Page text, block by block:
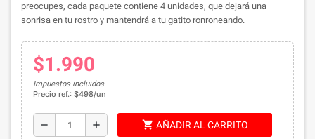
preocupes, cada paquete contiene 4 unidades, que dejará una
sonrisa en tu rostro y mantendrá a tu gatito ronroneando.
$1.990
Impuestos incluidos
Precio ref.: $498/un
remove add shopping_cart AÑADIR AL CARRITO